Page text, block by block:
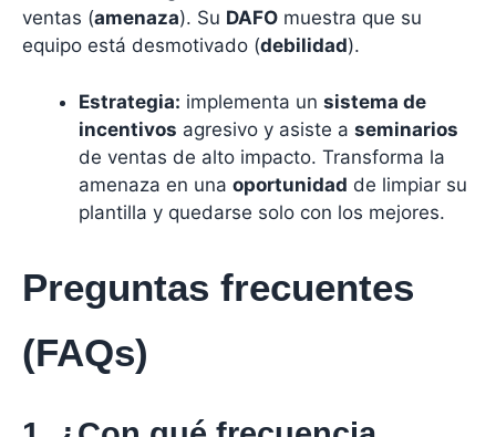
ventas (amenaza). Su DAFO muestra que su
equipo está desmotivado (debilidad).
Estrategia: implementa un sistema de
incentivos agresivo y asiste a seminarios
de ventas de alto impacto. Transforma la
amenaza en una oportunidad de limpiar su
plantilla y quedarse solo con los mejores.
Preguntas frecuentes
(FAQs)